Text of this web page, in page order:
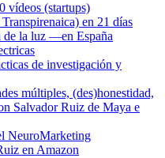
vídeos (startups)
en 21 días
de la luz —en España
de investigación y
múltiples, (des)honestidad,
Salvador Ruiz de Maya e
NeuroMarketing
en Amazon